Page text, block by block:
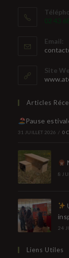
02 43
Email:
Site
Articles
Pause
31 JUILLET 2026 / 0
8
24
Liens Utiles